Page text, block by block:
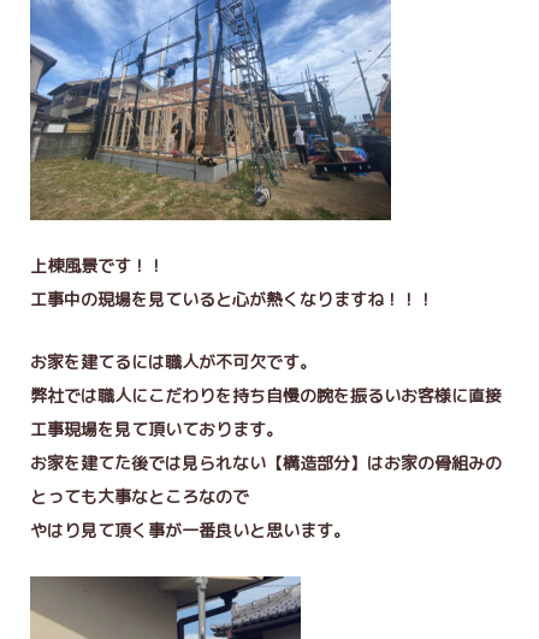
上棟風景です！！
工事中の現場を見ていると心が熱くなりますね！！！
お家を建てるには職人が不可欠です。
弊社では職人にこだわりを持ち自慢の腕を振るいお客様に直接
工事現場を見て頂いております。
お家を建てた後では見られない【構造部分】はお家の骨組みの
とっても大事なところなので
やはり見て頂く事が一番良いと思います。